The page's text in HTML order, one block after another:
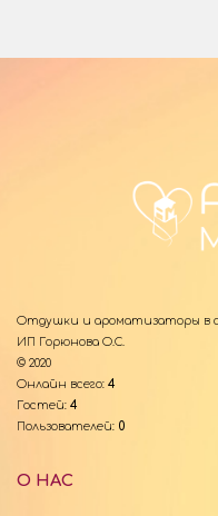
Отдушки и ароматизаторы в
ИП Горюнова О.С.
© 2020
Онлайн всего: 4
Гостей: 4
Пользователей: 0
О НАС